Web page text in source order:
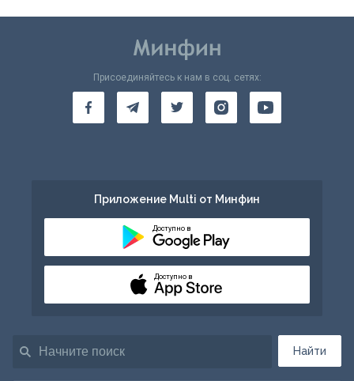
Найти
Присоединяйтесь к нам в соц. сетях:
Приложение Multi от Минфин
Доступно в
Доступно в